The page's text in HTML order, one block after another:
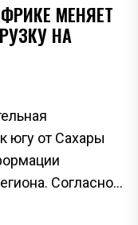
МЕНЯЕТ
НА
югу от Сахары
Согласно...